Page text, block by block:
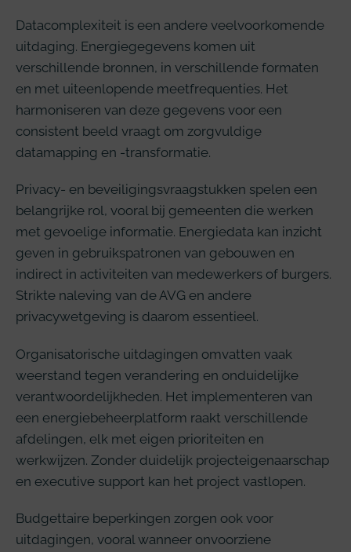
Datacomplexiteit is een andere veelvoorkomende
uitdaging. Energiegegevens komen uit
verschillende bronnen, in verschillende formaten
en met uiteenlopende meetfrequenties. Het
harmoniseren van deze gegevens voor een
consistent beeld vraagt om zorgvuldige
datamapping en -transformatie.
Privacy- en beveiligingsvraagstukken spelen een
belangrijke rol, vooral bij gemeenten die werken
met gevoelige informatie. Energiedata kan inzicht
geven in gebruikspatronen van gebouwen en
indirect in activiteiten van medewerkers of burgers.
Strikte naleving van de AVG en andere
privacywetgeving is daarom essentieel.
Organisatorische uitdagingen omvatten vaak
weerstand tegen verandering en onduidelijke
verantwoordelijkheden. Het implementeren van
een energiebeheerplatform raakt verschillende
afdelingen, elk met eigen prioriteiten en
werkwijzen. Zonder duidelijk projecteigenaarschap
en executive support kan het project vastlopen.
Budgettaire beperkingen zorgen ook voor
uitdagingen, vooral wanneer onvoorziene